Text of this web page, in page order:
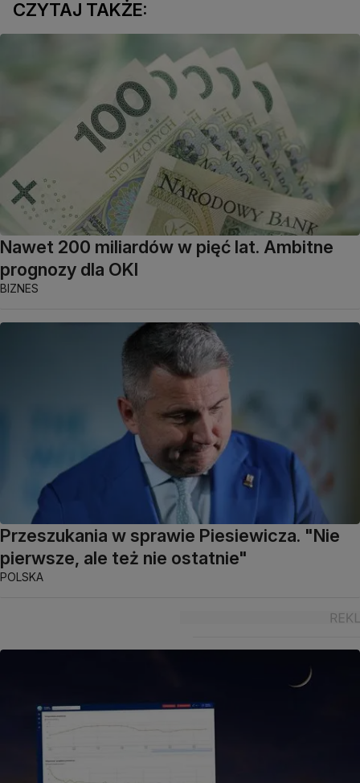
CZYTAJ TAKŻE:
Nawet 200 miliardów w pięć lat. Ambitne
prognozy dla OKI
BIZNES
Przeszukania w sprawie Piesiewicza. "Nie
pierwsze, ale też nie ostatnie"
POLSKA